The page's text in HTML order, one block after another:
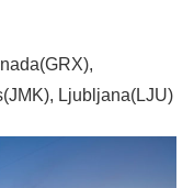
Ljubljana(LJU)